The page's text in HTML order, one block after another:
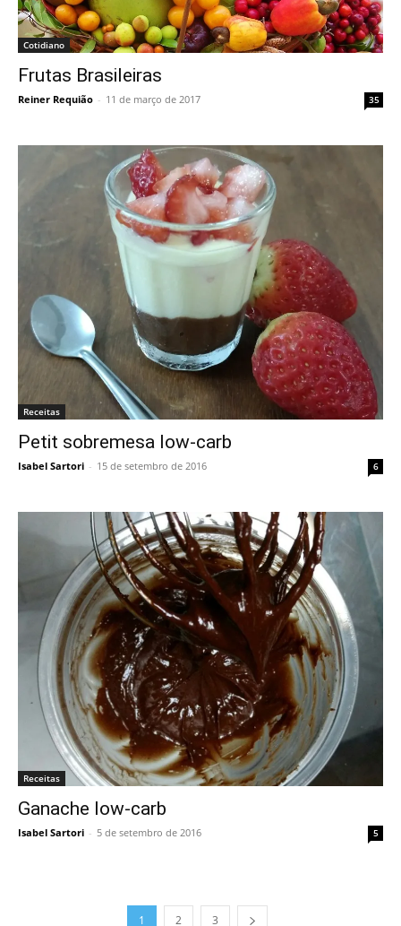
Cotidiano
Frutas Brasileiras
Reiner Requião - 11 de março de 2017 35
Receitas
Petit sobremesa low-carb
Isabel Sartori - 15 de setembro de 2016 6
Receitas
Ganache low-carb
Isabel Sartori - 5 de setembro de 2016 5
1 2 3